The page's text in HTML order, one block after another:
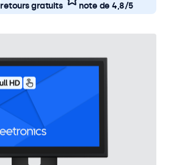
retours gratuits
note de 4,8/5